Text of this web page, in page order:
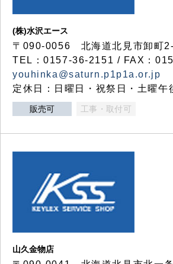
(株)水沢エース
〒090-0056 北海道北見市卸町
TEL：0157-36-2151 / FAX：
youhinka@saturn.p1p1a.or.jp
定休日：日曜日・祝祭日・土曜午
販売可 工事・取付可
山久金物店